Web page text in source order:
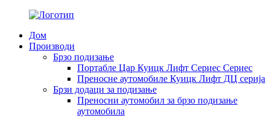
Дом
Производи
Брзо подизање
Портабле Цар Куицк Лифт Сериес Сериес
Преносне аутомобиле Куицк Лифт ДЦ серија
Брзи додаци за подизање
Преносни аутомобил за брзо подизање
аутомобила